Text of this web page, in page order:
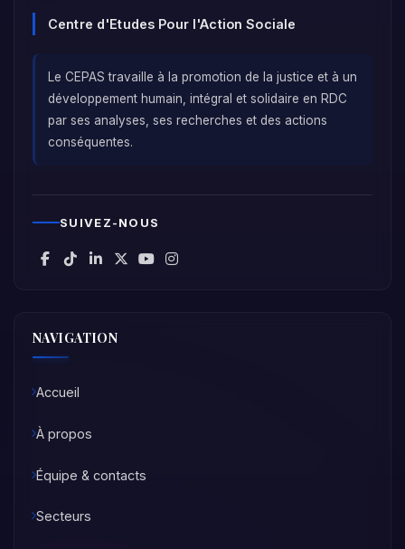
Centre d'Etudes Pour l'Action Sociale
Le CEPAS travaille à la promotion de la justice et à un
développement humain, intégral et solidaire en RDC
par ses analyses, ses recherches et des actions
conséquentes.
SUIVEZ-NOUS
NAVIGATION
Accueil
À propos
Équipe & contacts
Secteurs